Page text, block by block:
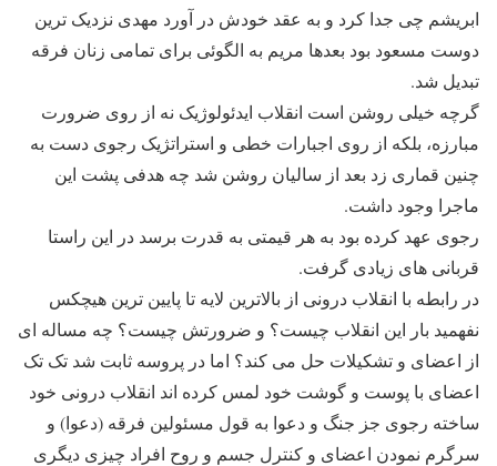
ابریشم چی جدا کرد و به عقد خودش در آورد مهدی نزدیک ترین
دوست مسعود بود بعدها مریم به الگوئی برای تمامی زنان فرقه
تبدیل شد.
گرچه خیلی روشن است انقلاب ایدئولوژیک نه از روی ضرورت
مبارزه، بلکه از روی اجبارات خطی و استراتژیک رجوی دست به
چنین قماری زد بعد از سالیان روشن شد چه هدفی پشت این
ماجرا وجود داشت.
رجوی عهد کرده بود به هر قیمتی به قدرت برسد در این راستا
قربانی های زیادی گرفت.
در رابطه با انقلاب درونی از بالاترین لایه تا پایین ترین هیچکس
نفهمید بار این انقلاب چیست؟ و ضرورتش چیست؟ چه مساله ای
از اعضای و تشکیلات حل می کند؟ اما در پروسه ثابت شد تک تک
اعضای با پوست و گوشت خود لمس کرده اند انقلاب درونی خود
ساخته رجوی جز جنگ و دعوا به قول مسئولین فرقه (دعوا) و
سرگرم نمودن اعضای و کنترل جسم و روح افراد چیزی دیگری